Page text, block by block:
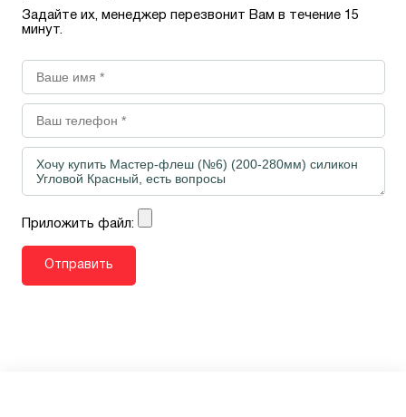
Задайте их, менеджер перезвонит Вам в течение 15
минут.
Приложить файл: